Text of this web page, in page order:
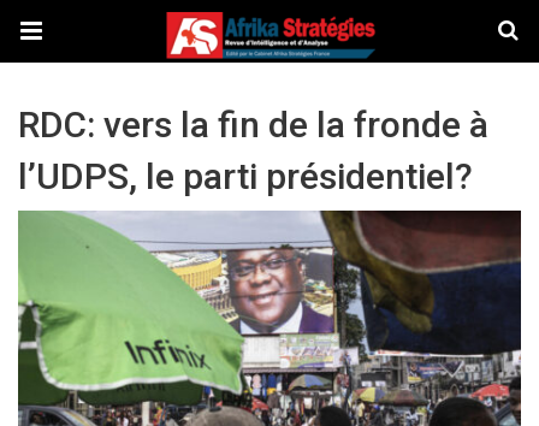
RDC: vers la fin de la fronde à
l’UDPS, le parti présidentiel?